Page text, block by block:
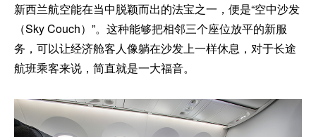
新西兰航空能在当中脱颖而出的法宝之一，便是“空中沙发
（Sky Couch）”。这种能够把相邻三个座位放平的新服
务，可以让经济舱客人像躺在沙发上一样休息，对于长途
航班乘客来说，简直就是一大福音。